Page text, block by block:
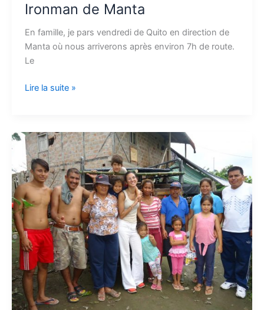
Ironman de Manta
En famille, je pars vendredi de Quito en direction de
Manta où nous arriverons après environ 7h de route.
Le
Lire la suite »
Séisme
en
Equateur